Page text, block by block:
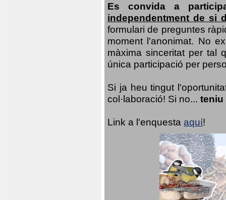
Es convida a
independentment de si
formulari de preguntes
moment l'anonimat. No
màxima sinceritat per tal
única participació per
Si ja heu tingut
col·laboració! Si no... teniu
Link a l'enquesta aquí!